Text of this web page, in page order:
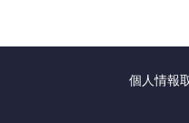
個人情報